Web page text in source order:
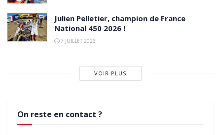
Julien Pelletier, champion de France
National 450 2026 !
7 JUILLET 2026
VOIR PLUS
On reste en contact ?